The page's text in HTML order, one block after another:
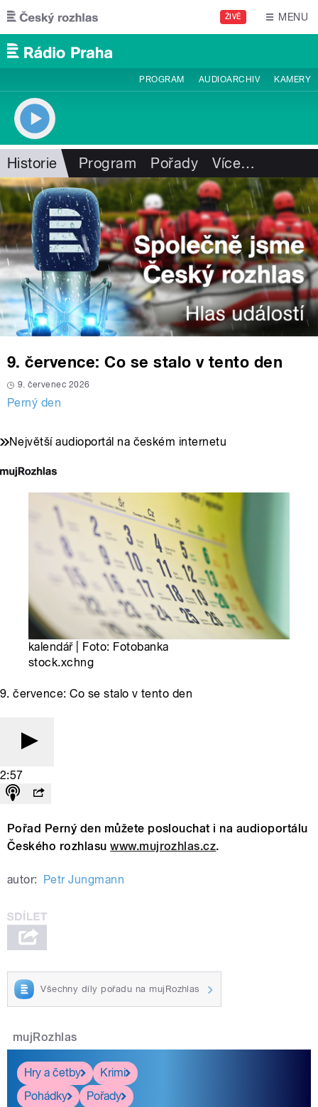
Přejít k hlavnímu obsahu
ŽIVĚ MENU
PROGRAM AUDIOARCHIV KAMERY
Historie Program Pořady Více…
9. července: Co se stalo v tento den
9. červenec 2026
Perný den
Největší audioportál na českém internetu
kalendář | Foto: Fotobanka
stock.xchng
9. července: Co se stalo v tento den
2:57
Pořad Perný den můžete poslouchat i na audioportálu
Českého rozhlasuwww.mujrozhlas.cz.
autor: Petr Jungmann
Všechny díly pořadu na mujRozhlas
mujRozhlas
Hry a četby
Krimi
Pohádky
Pořady